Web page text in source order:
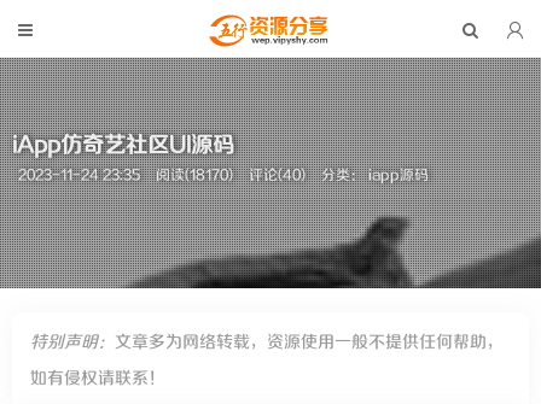
iApp仿奇艺社区UI源码
2023-11-24 23:35 阅读(18170) 评论(40) 分类：iapp源码
特别声明： 文章多为网络转载，资源使用一般不提供任何帮助，
如有侵权请联系！